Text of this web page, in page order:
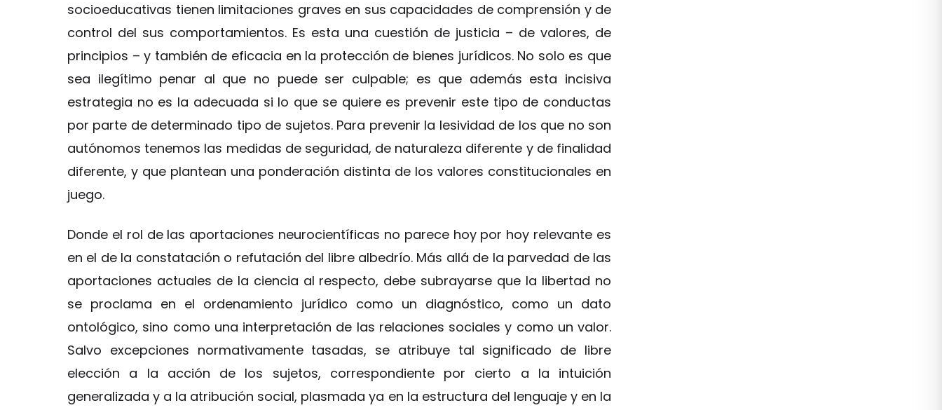
socioeducativas tienen limitaciones graves en sus capacidades de comprensión y de
control del sus comportamientos. Es esta una cuestión de justicia – de valores, de
principios – y también de eficacia en la protección de bienes jurídicos. No solo es que
sea ilegítimo penar al que no puede ser culpable; es que además esta incisiva
estrategia no es la adecuada si lo que se quiere es prevenir este tipo de conductas
por parte de determinado tipo de sujetos. Para prevenir la lesividad de los que no son
autónomos tenemos las medidas de seguridad, de naturaleza diferente y de finalidad
diferente, y que plantean una ponderación distinta de los valores constitucionales en
juego.
Donde el rol de las aportaciones neurocientíficas no parece hoy por hoy relevante es
en el de la constatación o refutación del libre albedrío. Más allá de la parvedad de las
aportaciones actuales de la ciencia al respecto, debe subrayarse que la libertad no
se proclama en el ordenamiento jurídico como un diagnóstico, como un dato
ontológico, sino como una interpretación de las relaciones sociales y como un valor.
Salvo excepciones normativamente tasadas, se atribuye tal significado de libre
elección a la acción de los sujetos, correspondiente por cierto a la intuición
generalizada y a la atribución social, plasmada ya en la estructura del lenguaje y en la